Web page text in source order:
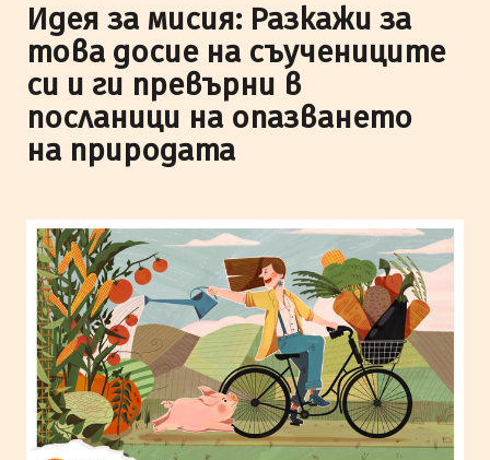
Идея за мисия: Разкажи за
това досие на съучениците
си и ги превърни в
посланици на опазването
на природата